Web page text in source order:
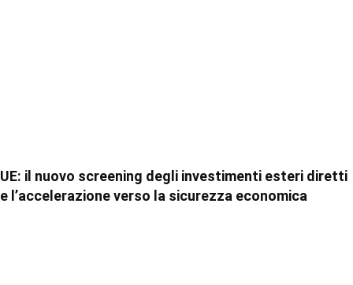
UE: il nuovo screening degli investimenti esteri diretti
e l’accelerazione verso la sicurezza economica